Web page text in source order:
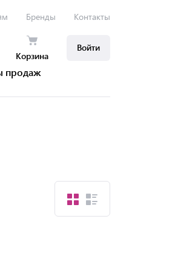
Бренды Контакты
Корзина
Войти
продаж